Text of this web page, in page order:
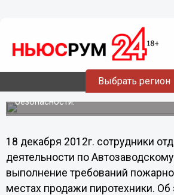
Выбрать регион
18.12.201219:44
В Нижнем Новгороде
продажи пиротехники
Цель проверки — выполнение
безопасности.
18 декабря 2012г. сотрудники
деятельности по
выполнение требований
местах продажи пиротехники.